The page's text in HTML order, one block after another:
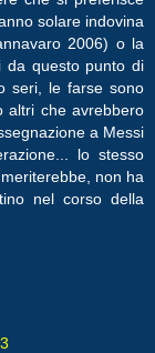
solare indovina
2006) o la
da questo punto di
seri, le farse sono
altri che avrebbero
a Messi
lo stesso
non ha
nel corso della